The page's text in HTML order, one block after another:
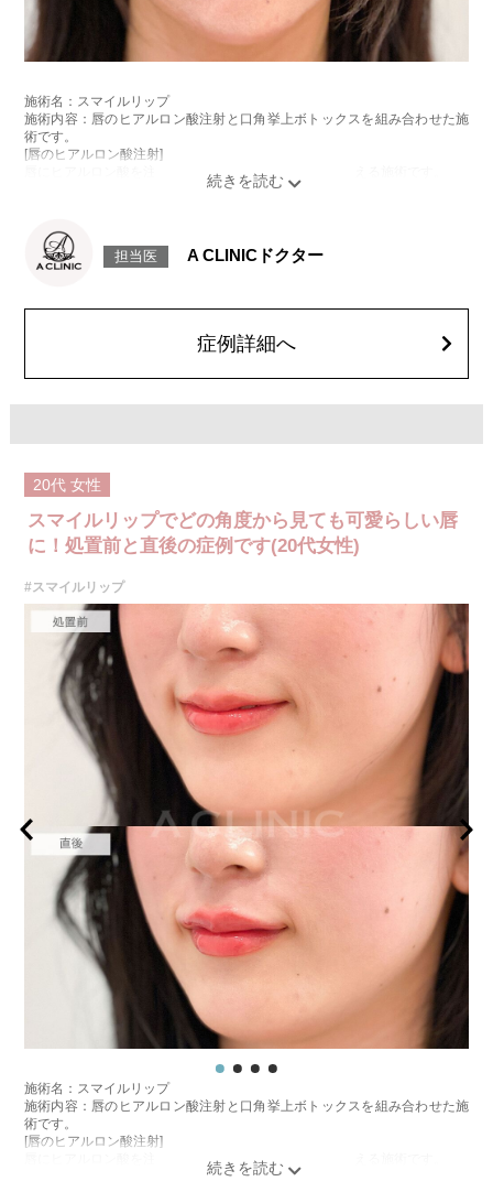
施術名：スマイルリップ
施術内容：唇のヒアルロン酸注射と口角挙上ボトックスを組み合わせた施
術です。
[唇のヒアルロン酸注射]
唇にヒアルロン酸を注入し、ボリュームやバランスを整える施術です。
施術時間：約15～20分程
リスク、副作用：腫れ、赤み、内出血、痛み、突っ張り感などが生じるこ
ほどお控えください。ボトックス注入後は男性は3か月、女性は2か月避妊
費用：レスチレン 68,900円(税込)
オプション：表面麻酔 3,300円(税込) 笑気麻酔 3,300円(税込)
担当医 A CLINICドクター
症例詳細へ
20代 女性
スマイルリップでどの角度から見ても可愛らしい唇
に！処置前と直後の症例です(20代女性)
#スマイルリップ
施術名：スマイルリップ
施術内容：唇のヒアルロン酸注射と口角挙上ボトックスを組み合わせた施
術です。
[唇のヒアルロン酸注射]
唇にヒアルロン酸を注入し、ボリュームやバランスを整える施術です。